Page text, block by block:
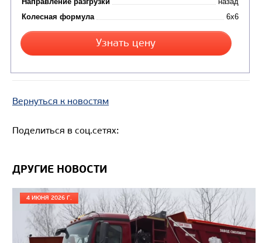
Цена по запросу
Производитель
Экологический класс
Вернуться к новостям
Поделиться в соц.сетях:
ДРУГИЕ НОВОСТИ
4 ИЮНЯ 2026 Г.